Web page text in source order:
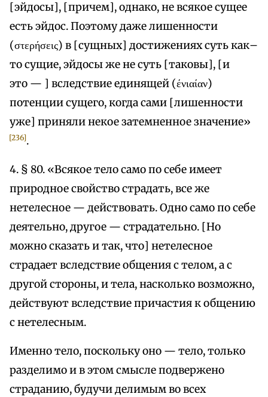
[эйдосы], [причем], однако, не всякое сущее
есть эйдос. Поэтому даже лишенности
(στερήσεις) в [сущных] достижениях суть как–
то сущие, эйдосы же не суть [таковы], [и
это — ] вследствие единящей (ένιαίαν)
потенции сущего, когда сами [лишенности
уже] приняли некое затемненное значение»
[236].
4. § 80. «Всякое тело само по себе имеет
природное свойство страдать, все же
нетелесное — действовать. Одно само по себе
деятельно, другое — страдательно. [Но
можно сказать и так, что] нетелесное
страдает вследствие общения с телом, а с
другой стороны, и тела, насколько возможно,
действуют вследствие причастия к общению
с нетелесным.
Именно тело, поскольку оно — тело, только
разделимо и в этом смысле подвержено
страданию, будучи делимым во всех